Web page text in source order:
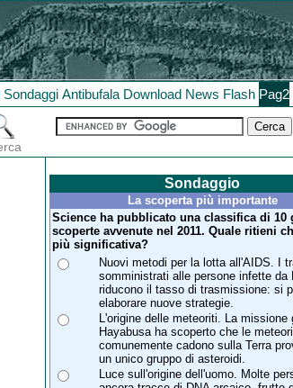
Sondaggi Antibufala Download News Flash Pag2
Sondaggio
La scoperta più importante
Science ha pubblicato una classifica di 10
scoperte avvenute nel 2011. Quale ritieni
più significativa?
Nuovi metodi per la lotta all'AIDS. I
somministrati alle persone infette da
riducono il tasso di trasmissione: si
elaborare nuove strategie.
L'origine delle meteoriti. La missione
Hayabusa ha scoperto che le
comunemente cadono sulla Terra
un unico gruppo di asteroidi.
Luce sull'origine dell'uomo. Molte